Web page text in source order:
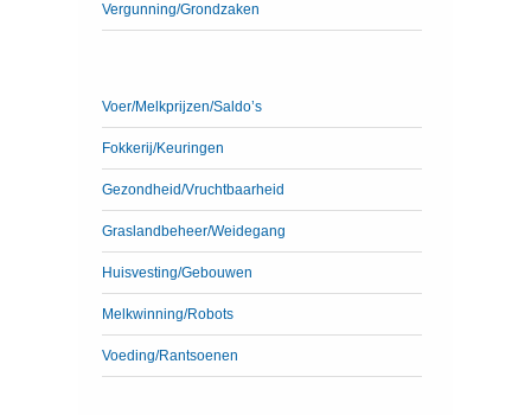
Vergunning/Grondzaken
Voer/Melkprijzen/Saldo’s
Fokkerij/Keuringen
Gezondheid/Vruchtbaarheid
Graslandbeheer/Weidegang
Huisvesting/Gebouwen
Melkwinning/Robots
Voeding/Rantsoenen